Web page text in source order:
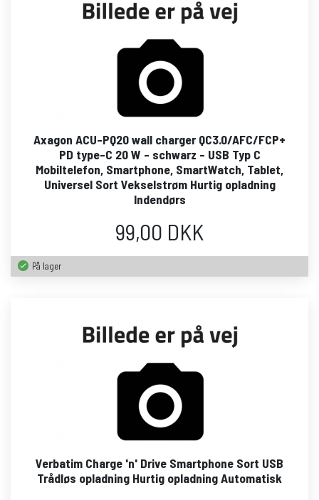
Axagon ACU-PQ20 wall charger QC3.0/AFC/FCP+
PD type-C 20 W - schwarz - USB Typ C
Mobiltelefon, Smartphone, SmartWatch, Tablet,
Universel Sort Vekselstrøm Hurtig opladning
Indendørs
99,00 DKK
På lager
Verbatim Charge 'n' Drive Smartphone Sort USB
Trådløs opladning Hurtig opladning Automatisk